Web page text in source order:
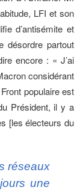
LFI et son
d’antisémite et
désordre partout
encore : « J’ai
considérant
populaire est
Président, il y a
[les électeurs du
réseaux
une